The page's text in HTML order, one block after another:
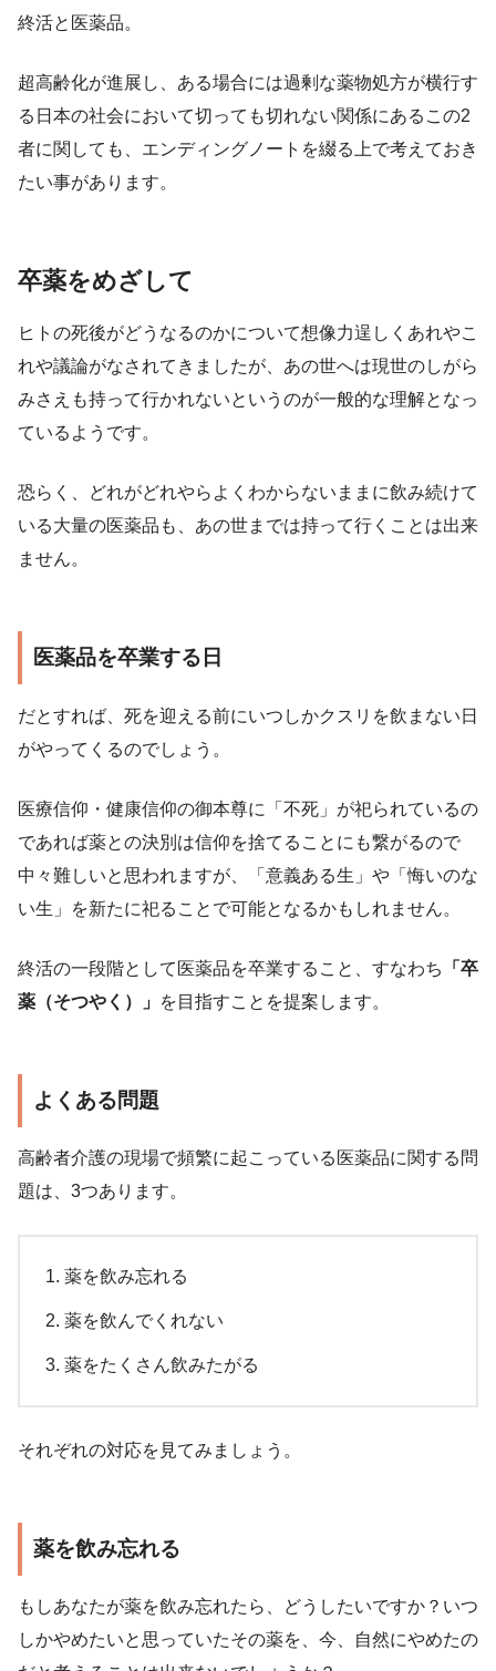
終活と医薬品。
超高齢化が進展し、ある場合には過剰な薬物処方が横行す
る日本の社会において切っても切れない関係にあるこの2
者に関しても、エンディングノートを綴る上で考えておき
たい事があります。
卒薬をめざして
ヒトの死後がどうなるのかについて想像力逞しくあれやこ
れや議論がなされてきましたが、あの世へは現世のしがら
みさえも持って行かれないというのが一般的な理解となっ
ているようです。
恐らく、どれがどれやらよくわからないままに飲み続けて
いる大量の医薬品も、あの世までは持って行くことは出来
ません。
医薬品を卒業する日
だとすれば、死を迎える前にいつしかクスリを飲まない日
がやってくるのでしょう。
医療信仰・健康信仰の御本尊に「不死」が祀られているの
であれば薬との決別は信仰を捨てることにも繋がるので
中々難しいと思われますが、「意義ある生」や「悔いのな
い生」を新たに祀ることで可能となるかもしれません。
終活の一段階として医薬品を卒業すること、すなわち
「卒
薬（そつやく）」 を目指すことを提案します。
よくある問題
高齢者介護の現場で頻繁に起こっている医薬品に関する問
題は、3つあります。
薬を飲み忘れる
薬を飲んでくれない
薬をたくさん飲みたがる
それぞれの対応を見てみましょう。
薬を飲み忘れる
もしあなたが薬を飲み忘れたら、どうしたいですか？いつ
しかやめたいと思っていたその薬を、今、自然にやめたの